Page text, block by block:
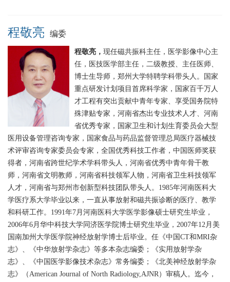
程敬亮 编委
程敬亮， 现任磁共振科主任，医学影像中心主
任，医技医学部主任，二级教授、主任医师、
博士生导师，郑州大学特聘学科带头人。国家
重点研发计划项目首席科学家，国家百千万人
才工程有突出贡献中青年专家、享受国务院特
殊津贴专家，河南省杰出专业技术人才、河南
省优秀专家，国家卫生和计划生育委员会大型
医用设备管理咨询专家，国家食品与药品监督管理总局医疗器械技
术评审咨询专家委员会专家，全国优秀科技工作者，中国医师奖获
得者，河南省跨世纪学术学科带头人，河南省优秀中青年骨干教
师，河南省文明教师，河南省科技领军人物，河南省卫生科技领军
人才，河南省与郑州市创新型科技团队带头人。1985年河南医科大
学医疗系大学毕业以来，一直从事放射和磁共振诊断的医疗、教学
和科研工作。1991年7月河南医科大学医学影像硕士研究生毕业，
2006年6月华中科技大学同济医学院博士研究生毕业，2007年12月美
国南加州大学医学院神经放射学博士后毕业。任《中国CT和MRI杂
志》、《中华放射学杂志》等多本杂志编委；《实用放射学杂
志》、《中国医学影像技术杂志》常务编委；《北美神经放射学杂
志》（American Journal of North Radiology,AJNR）审稿人。迄今，